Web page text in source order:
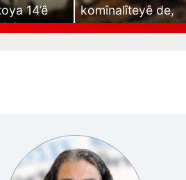
14’ê
komînalîteyê de,